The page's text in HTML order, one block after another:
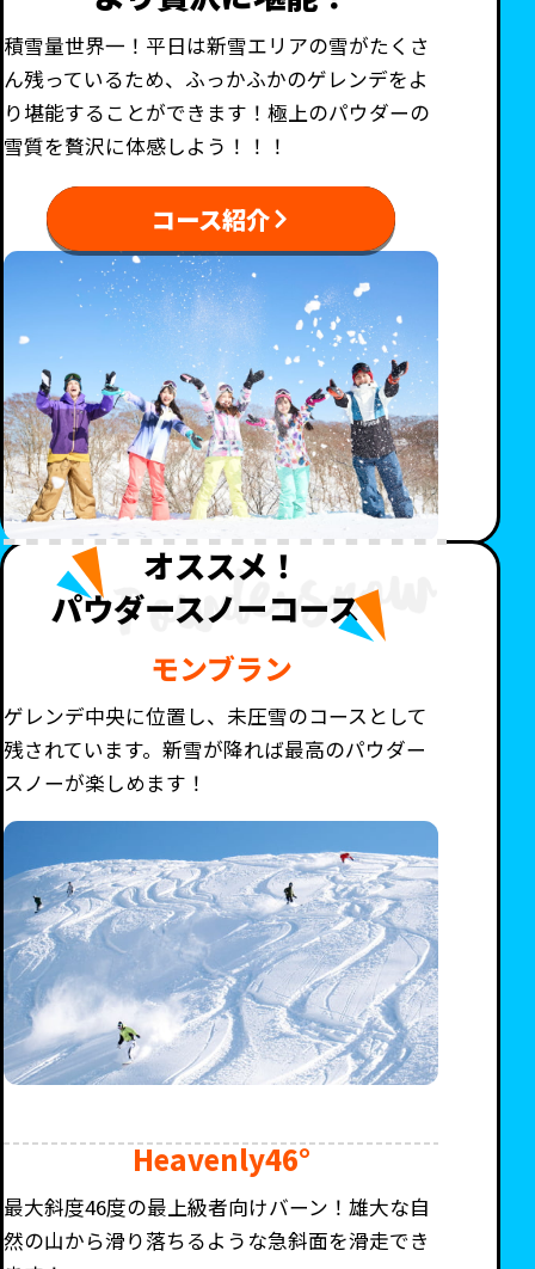
積雪量世界一！平日は新雪エリアの雪がたくさ
ん残っているため、ふっかふかのゲレンデをよ
り堪能することができます！極上のパウダーの
雪質を贅沢に体感しよう！！！
コース紹介
オススメ！
パウダースノーコース！
モンブラン
ゲレンデ中央に位置し、未圧雪のコースとして
残されています。新雪が降れば最高のパウダー
スノーが楽しめます！
Heavenly46°
最大斜度46度の最上級者向けバーン！雄大な自
然の山から滑り落ちるような急斜面を滑走でき